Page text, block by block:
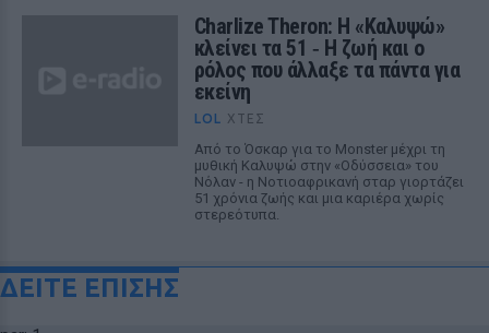
Charlize Theron: Η «Καλυψώ»
κλείνει τα 51 ‑ H ζωή και ο
ρόλος που άλλαξε τα πάντα για
εκείνη
LOL ΧΤΕΣ
Από το Όσκαρ για το Monster μέχρι τη
μυθική Καλυψώ στην «Οδύσσεια» του
Νόλαν - η Νοτιοαφρικανή σταρ γιορτάζει
51 χρόνια ζωής και μια καριέρα χωρίς
στερεότυπα.
ΔΕΙΤΕ ΕΠΙΣΗΣ